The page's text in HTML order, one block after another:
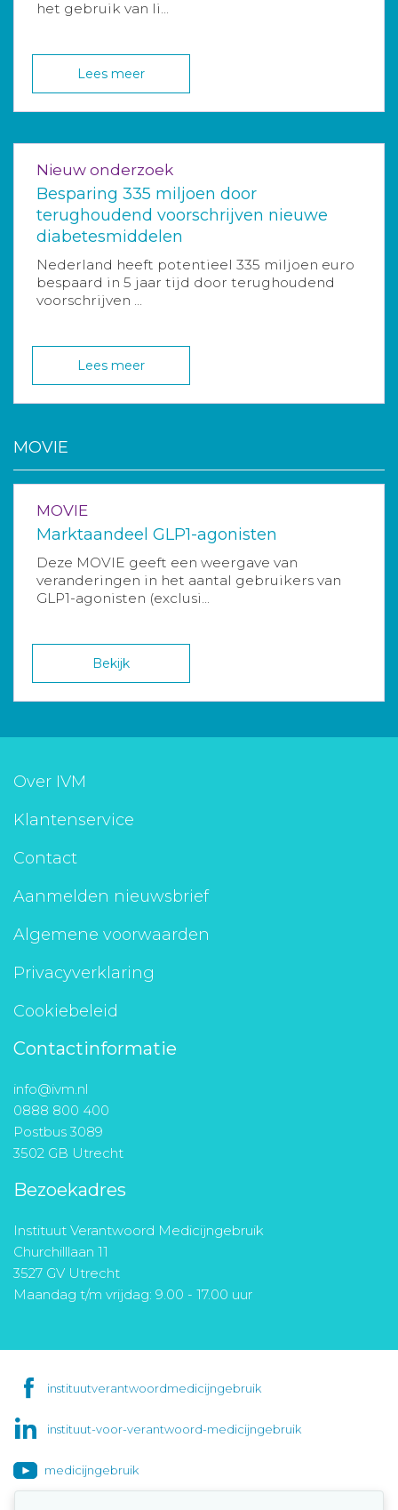
het gebruik van li...
Lees meer
Nieuw onderzoek
Besparing 335 miljoen door
terughoudend voorschrijven nieuwe
diabetesmiddelen
Nederland heeft potentieel 335 miljoen euro
bespaard in 5 jaar tijd door terughoudend
voorschrijven ...
Lees meer
MOVIE
MOVIE
Marktaandeel GLP1-agonisten
Deze MOVIE geeft een weergave van
veranderingen in het aantal gebruikers van
GLP1-agonisten (exclusi...
Bekijk
Over IVM
Klantenservice
Contact
Aanmelden nieuwsbrief
Algemene voorwaarden
Privacyverklaring
Cookiebeleid
Contactinformatie
info@ivm.nl
0888 800 400
Postbus 3089
3502 GB Utrecht
Bezoekadres
Instituut Verantwoord Medicijngebruik
Churchilllaan 11
3527 GV Utrecht
Maandag t/m vrijdag: 9.00 - 17.00 uur
instituutverantwoordmedicijngebruik
instituut-voor-verantwoord-medicijngebruik
medicijngebruik